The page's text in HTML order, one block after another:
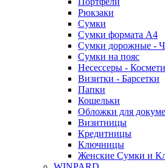
Рюкзаки
Сумки
Сумки формата А4
Сумки дорожные -
Сумки на пояс
Несессеры -
Визитки - Барсетки
Папки
Кошельки
Обложки для
Визитницы
Кредитницы
Ключницы
Женские Сумки и